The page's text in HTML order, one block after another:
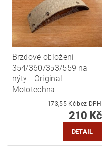
Brzdové obložení
354/360/353/559 na
nýty - Original
Mototechna
173,55 Kč bez DPH
210 Kč
DETAIL